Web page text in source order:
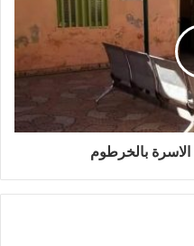
بالخرطوم